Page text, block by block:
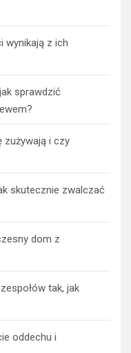
wynikają z ich
sprawdzić
zużywają i czy
skutecznie zwalczać
dom z
tak, jak
oddechu i